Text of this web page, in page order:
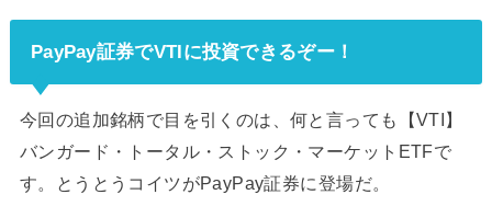
PayPay証券でVTIに投資できるぞー！
今回の追加銘柄で目を引くのは、何と言っても【VTI】
バンガード・トータル・ストック・マーケットETFで
す。とうとうコイツがPayPay証券に登場だ。